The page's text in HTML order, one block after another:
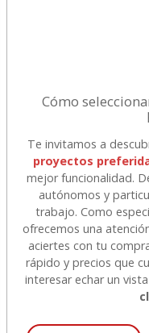
Cómo
Te invitamos a
proyectos
mejor funcionalidad.
autónomos y
trabajo. Como
ofrecemos una
aciertes con tu
rápido y precios que
interesar echar un